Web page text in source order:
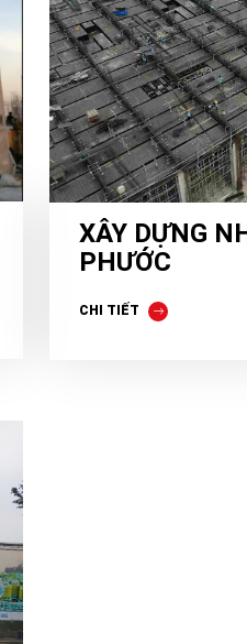
XÂY DỰNG
PHƯỚC
CHI TIẾT